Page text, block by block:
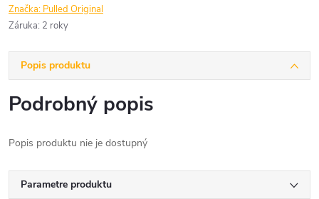
Značka: Pulled Original
Záruka: 2 roky
Popis produktu
Podrobný popis
Popis produktu nie je dostupný
Parametre produktu